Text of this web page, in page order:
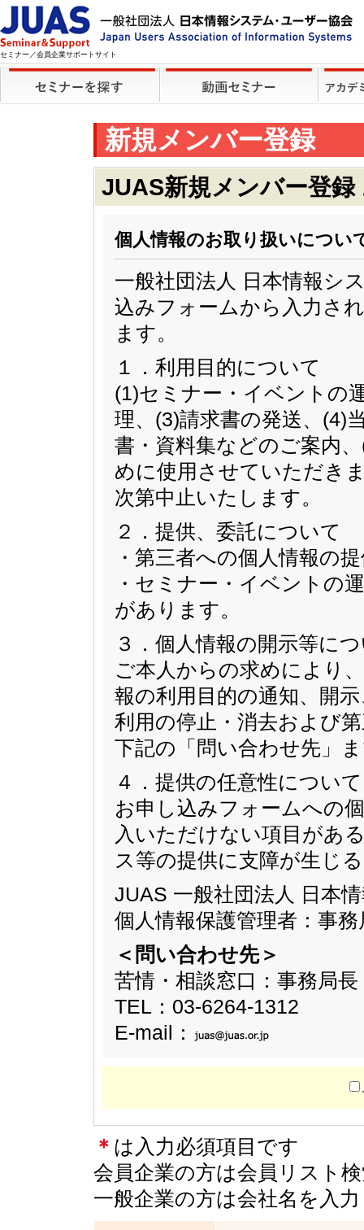
セミナー／会員企業サポートサイト
新規メンバー登録
JUAS新規メンバー登
個人情報のお取り扱いについ
一般社団法人 日本情報シ
込みフォームから入力さ
ます。
１．利用目的について
(1)セミナー・イベントの
理、(3)請求書の発送、(4)
書・資料集などのご案内
めに使用させていただき
次第中止いたします。
２．提供、委託について
・第三者への個人情報の
・セミナー・イベントの
があります。
３．個人情報の開示等に
ご本人からの求めにより
報の利用目的の通知、開
利用の停止・消去および
下記の「問い合わせ先」
４．提供の任意性について
お申し込みフォームへの
入いただけない項目があ
ス等の提供に支障が生じ
JUAS 一般社団法人 日本
個人情報保護管理者：事
＜問い合わせ先＞
苦情・相談窓口：事務
TEL：03-6264-1312
E-mail：
＊ は入力必須項目です
会員企業の方は会員リスト
一般企業の方は会社名を入